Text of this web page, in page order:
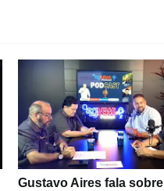
Gustavo Aires fala sobre